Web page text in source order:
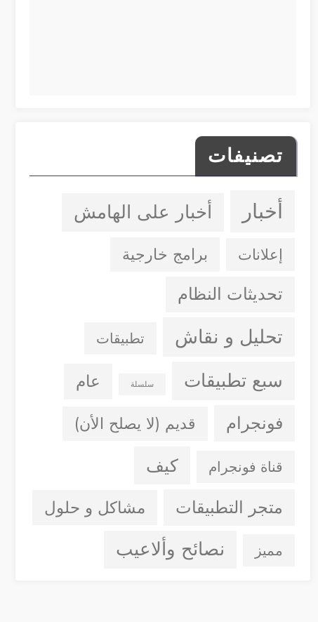
تصنيفات
أخبار أخبار على الهامش
إعلانات برامج خارجية
تحديثات النظام
تحليل و نقاش تطبيقات
سبع تطبيقات سلسلة عام
فونجرام قديم (لا يصلح الأن)
قناة فونجرام كيف
متجر التطبيقات مشاكل و حلول
مميز نصائح وألاعيب